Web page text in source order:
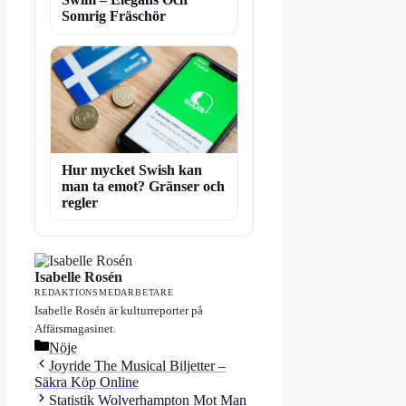
Somrig Fräschör
Hur mycket Swish kan
man ta emot? Gränser och
regler
Isabelle Rosén
REDAKTIONSMEDARBETARE
Isabelle Rosén är kulturreporter på
Affärsmagasinet.
Kategorier
Nöje
Joyride The Musical Biljetter –
Säkra Köp Online
Statistik Wolverhampton Mot Man